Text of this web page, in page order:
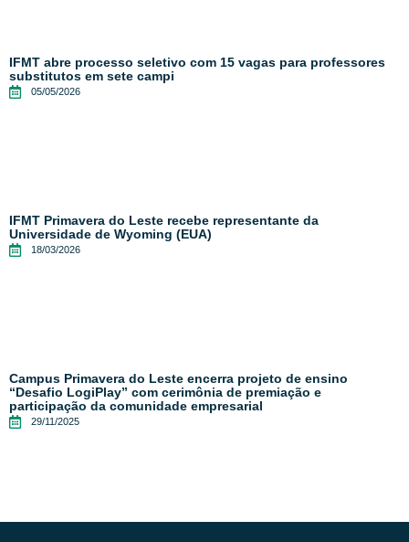
IFMT abre processo seletivo com 15 vagas para professores
substitutos em sete campi
05/05/2026
IFMT Primavera do Leste recebe representante da
Universidade de Wyoming (EUA)
18/03/2026
Campus Primavera do Leste encerra projeto de ensino
“Desafio LogiPlay” com cerimônia de premiação e
participação da comunidade empresarial
29/11/2025